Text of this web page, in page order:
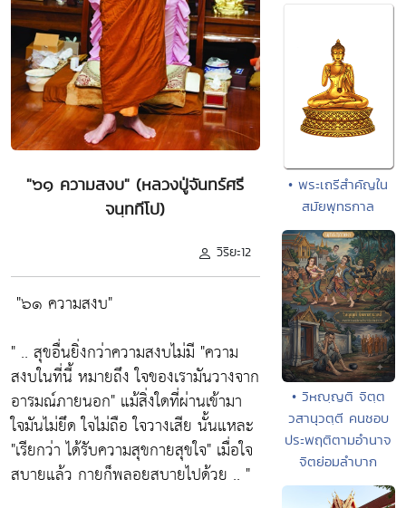
"๖๑ ความสงบ" (หลวงปู่จันทร์ศรี
จนฺททีโป)
วิริยะ12
"๖๑ ความสงบ"
" .. สุขอื่นยิ่งกว่าความสงบไม่มี "ความ
สงบในที่นี้ หมายถึง ใจของเรามันวางจาก
อารมณ์ภายนอก" แม้สิ่งใดที่ผ่านเข้ามา
ใจมันไม่ยึด ใจไม่ถือ ใจวางเสีย นั้นแหละ
"เรียกว่า ได้รับความสุขกายสุขใจ" เมื่อใจ
สบายแล้ว กายก็พลอยสบายไปด้วย .. "
• พระเถรีสำคัญใน
สมัยพุทธกาล
• วิหญฺญติ จิตฺต
วสานุวตฺตี คนชอบ
ประพฤติตามอำนาจ
จิตย่อมลำบาก